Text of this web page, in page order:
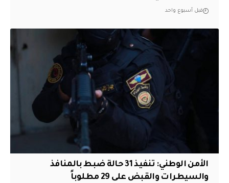
قبل أسبوع واحد
الأمن الوطني: تنفيذ 31 حالة ضبط بالمنافذ
والسيطرات والقبض على 29 مطلوباً